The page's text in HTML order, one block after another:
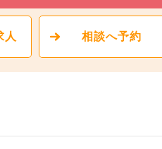
人 相談へ予約